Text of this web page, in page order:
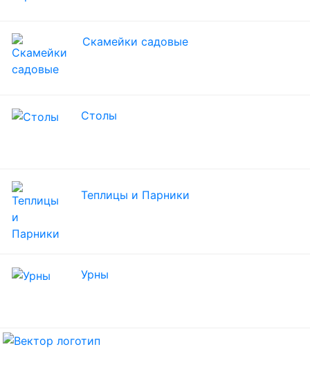
Скамейки садовые
Столы
Теплицы и Парники
Урны